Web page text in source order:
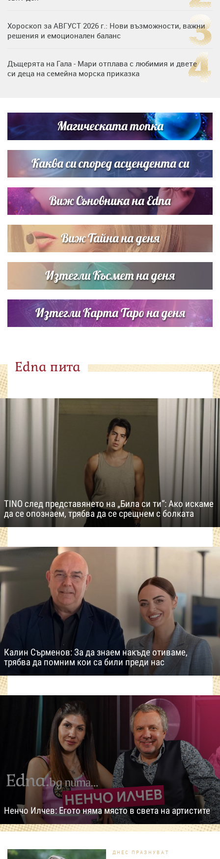
Хороскоп за АВГУСТ 2026 г.: Нови възможности, важни
решения и емоционален баланс
Дъщерята на Гала - Мари отплава с любимия и двете
си деца на семейна морска приказка
Димов издадоха своето любимо място
Дъщерята на Тодор Батков вдигна сватба, Стоичков и
Братя Аргирови я изненадаха с песен
Магическата топка
Каква си според асцендента си
Виж Съновника на Edna
Виж Тайна на деня
Изтегли Късмет на деня
Изтегли Карта Таро на деня
Edna пита
TINO след представянето на „Била си ти“: Ако искаме
да се опознаем, трябва да се срещнем с болката
Калин Сърменов: За да знаем накъде отиваме,
трябва да помним кои са били преди нас
Ненчо Илчев: Егото няма място в света на артистите
ДНЕС ПРАЗНУВАТ